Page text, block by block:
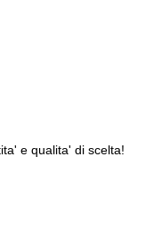
e qualita' di scelta!